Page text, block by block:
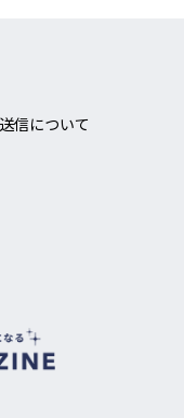
信について